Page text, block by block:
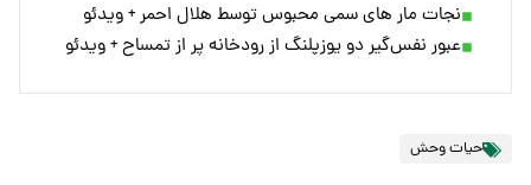
نجات مار های سمی محبوس توسط هلال احمر + ویدئو
عبور نفس‌گیر دو یوزپلنگ از رودخانه پر از تمساح + ویدئو
حیات وحش